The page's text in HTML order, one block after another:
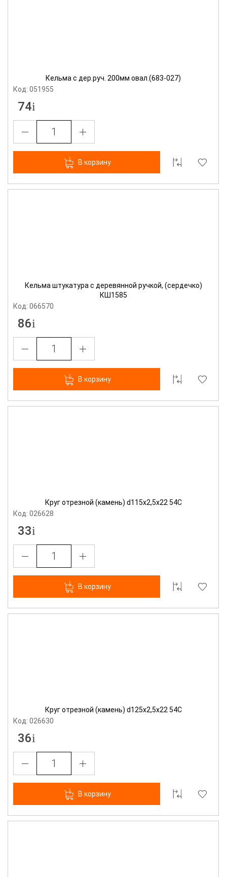
Кельма с дер.руч. 200мм овал.(683-027)
Код: 051955
74
В корзину
Кельма штукатура с деревянной ручкой, (сердечко)
КШ1585
Код: 066570
86
В корзину
Круг отрезной (камень) d115х2,5х22 54С
Код: 026628
33
В корзину
Круг отрезной (камень) d125х2,5х22 54С
Код: 026630
36
В корзину